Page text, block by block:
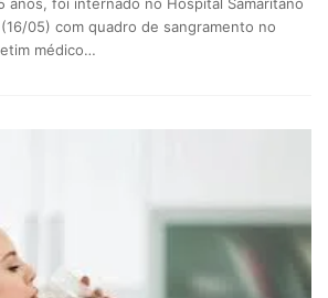
anos, foi internado no Hospital Samaritano
05) com quadro de sangramento no
médico…